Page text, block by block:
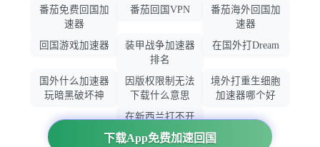
下载App免费加速回国
番茄免费回国加
速器
番茄回国VPN
番茄海外回国加
速器
回国游戏加速器
装甲战争加速器
排名
在国外打Dream
国外什么加速器
玩暗黑破坏神
因版权限制无法
下载什么意思
境外打重生细胞
加速器哪个好
在新西兰打不开
大智慧怎么办